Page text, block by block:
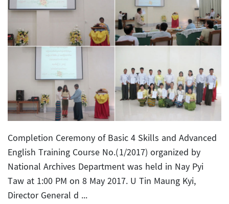
Completion Ceremony of Basic 4 Skills and Advanced
English Training Course No.(1/2017) organized by
National Archives Department was held in Nay Pyi
Taw at 1:00 PM on 8 May 2017. U Tin Maung Kyi,
Director General d ...